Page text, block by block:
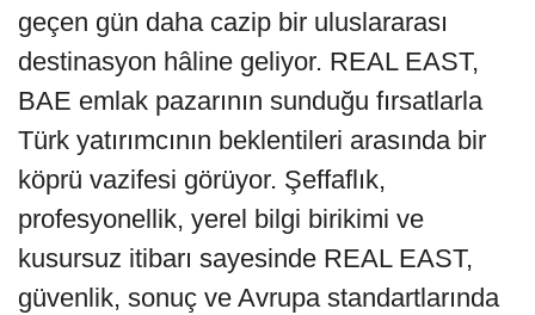
geçen gün daha cazip bir uluslararası
destinasyon hâline geliyor. REAL EAST,
BAE emlak pazarının sunduğu fırsatlarla
Türk yatırımcının beklentileri arasında bir
köprü vazifesi görüyor. Şeffaflık,
profesyonellik, yerel bilgi birikimi ve
kusursuz itibarı sayesinde REAL EAST,
güvenlik, sonuç ve Avrupa standartlarında